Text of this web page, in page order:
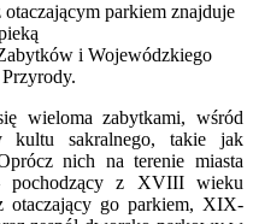
parkiem znajduje
i Wojewódzkiego
wieloma zabytkami, wśród
kultu sakralnego, takie jak
nich na terenie miasta
pochodzący z XVIII wieku
otaczający go parkiem, XIX-